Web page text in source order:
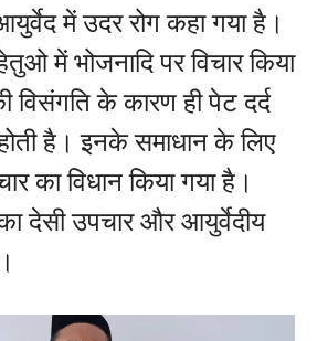
में उदर रोग कहा गया है।
में भोजनादि पर विचार किया
विसंगति के कारण ही पेट दर्द
है। इनके समाधान के लिए
का विधान किया गया है।
देसी उपचार और आयुर्वेदीय